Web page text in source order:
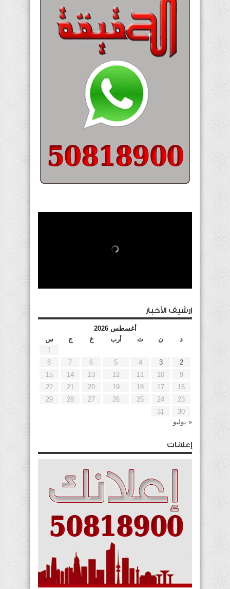
إرشيف الأخبار
أغسطس 2026
د
ن ث أرب خ ج
س
1
2
3
4
5
6
7
8
9
10
11
12
13
14
15
16
17
18
19
20
21
22
23
24
25
26
27
28
29
30
31
« يوليو
إعلانات